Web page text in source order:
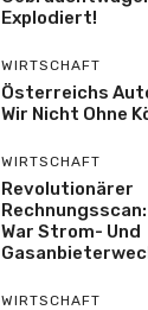
Explodiert!
WIRTSCHAFT
Österreichs
Wir Nicht Ohne
WIRTSCHAFT
Revolutionärer
War Strom- Und
WIRTSCHAFT